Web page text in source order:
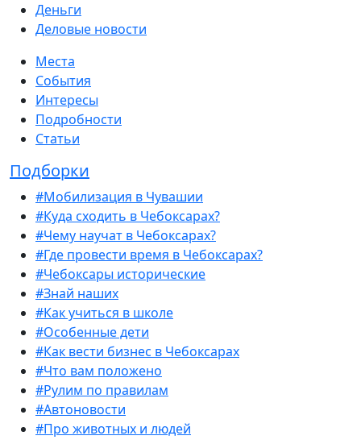
Деньги
Деловые новости
Места
События
Интересы
Подробности
Статьи
Подборки
#Мобилизация в Чувашии
#Куда сходить в Чебоксарах?
#Чему научат в Чебоксарах?
#Где провести время в Чебоксарах?
#Чебоксары исторические
#Знай наших
#Как учиться в школе
#Особенные дети
#Как вести бизнес в Чебоксарах
#Что вам положено
#Рулим по правилам
#Автоновости
#Про животных и людей